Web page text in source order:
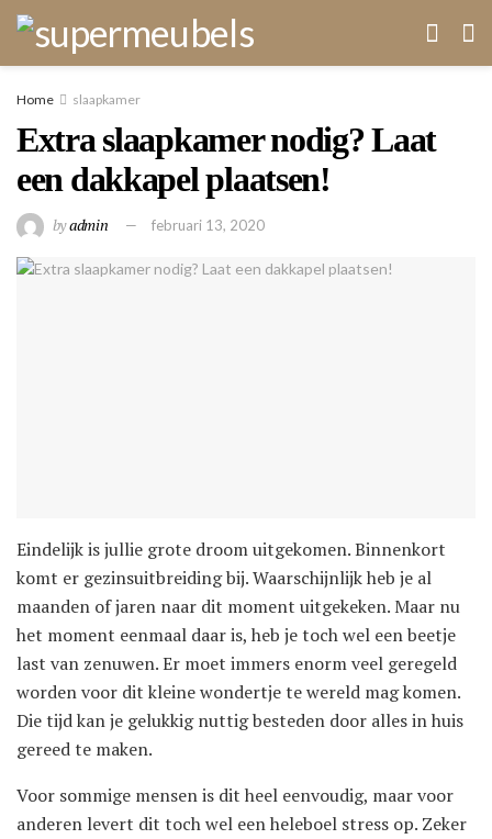
Home slaapkamer
Extra slaapkamer nodig? Laat
een dakkapel plaatsen!
byadmin februari 13, 2020
Eindelijk is jullie grote droom uitgekomen. Binnenkort
komt er gezinsuitbreiding bij. Waarschijnlijk heb je al
maanden of jaren naar dit moment uitgekeken. Maar nu
het moment eenmaal daar is, heb je toch wel een beetje
last van zenuwen. Er moet immers enorm veel geregeld
worden voor dit kleine wondertje te wereld mag komen.
Die tijd kan je gelukkig nuttig besteden door alles in huis
gereed te maken.
Voor sommige mensen is dit heel eenvoudig, maar voor
anderen levert dit toch wel een heleboel stress op. Zeker